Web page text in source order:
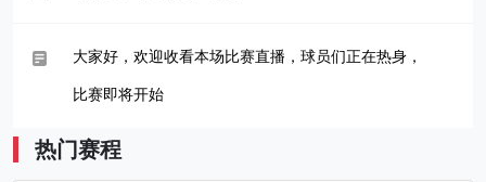
大家好，欢迎收看本场比赛直播，球员们正在热身，
比赛即将开始
热门赛程